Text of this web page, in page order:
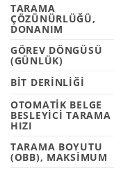
TARAMA
ÇÖZÜNÜRLÜĞÜ,
DONANIM
GÖREV DÖNGÜSÜ
(GÜNLÜK)
BIT DERINLIĞI
OTOMATIK BELGE
BESLEYICI TARAMA
HIZI
TARAMA BOYUTU
(OBB), MAKSIMUM